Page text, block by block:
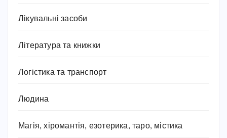
Лікувальні засоби
Література та книжки
Логістика та транспорт
Людина
Магія, хіромантія, езотерика, таро, містика